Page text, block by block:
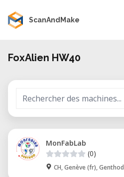
ScanAndMake
FoxAlien HW40
MonFabLab
(0)
CH, Genève (fr), Genthod